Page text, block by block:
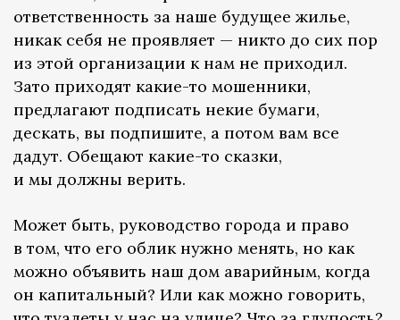
ответственность за наше будущее жилье,
никак себя не проявляет — никто до сих пор
из этой организации к нам не приходил.
Зато приходят какие-то мошенники,
предлагают подписать некие бумаги,
дескать, вы подпишите, а потом вам все
дадут. Обещают какие-то сказки,
и мы должны верить.
Может быть, руководство города и право
в том, что его облик нужно менять, но как
можно объявить наш дом аварийным, когда
он капитальный? Или как можно говорить,